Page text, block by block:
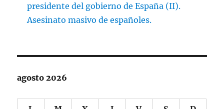
presidente del gobierno de España (II).
Asesinato masivo de españoles.
agosto 2026